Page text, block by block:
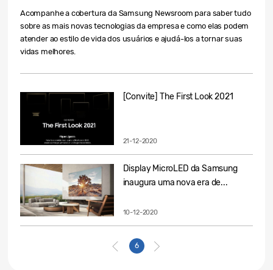
Acompanhe a cobertura da Samsung Newsroom para saber tudo
sobre as mais novas tecnologias da empresa e como elas podem
atender ao estilo de vida dos usuários e ajudá-los a tornar suas
vidas melhores.
[Convite] The First Look 2021
21-12-2020
Display MicroLED da Samsung
inaugura uma nova era de...
10-12-2020
6